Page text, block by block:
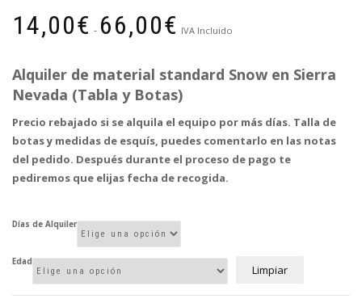
14,00€ - 66,00€ de
desde
14,00€
hasta
66,00€
IVA Incluido
Alquiler de material standard Snow en Sierra
Nevada (Tabla y Botas)
Precio rebajado si se alquila el equipo por más días. Talla de
botas y medidas de esquís, puedes comentarlo en las notas
del pedido. Después durante el proceso de pago te
pediremos que elijas fecha de recogida.
Días de Alquiler
Edad
Limpiar